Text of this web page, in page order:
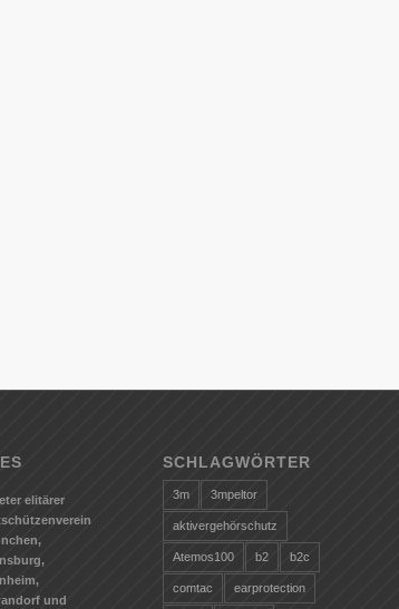
elitärer
und
SCHLAGWÖRTER
3m 3mpeltor
aktivergehörschutz
Atemos100 b2 b2c
comtac earprotection